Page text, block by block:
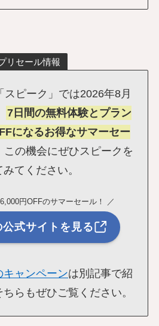
リセール情報
ピーク」では2026年8月
7日間の無料体験とプラン
になるお得なサマーセー
この機会にぜひスピークを
てください。
円OFFのサマーセール！ ／
式サイトを見る
キャンペーンは別記事で紹
らもぜひご覧ください。